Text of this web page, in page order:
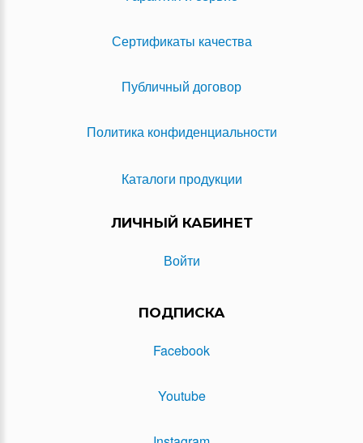
Сертификаты качества
Публичный договор
Политика конфиденциальности
Каталоги продукции
ЛИЧНЫЙ КАБИНЕТ
Войти
ПОДПИСКА
Facebook
Youtube